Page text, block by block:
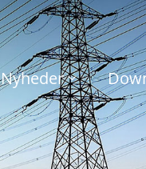
Nyheder